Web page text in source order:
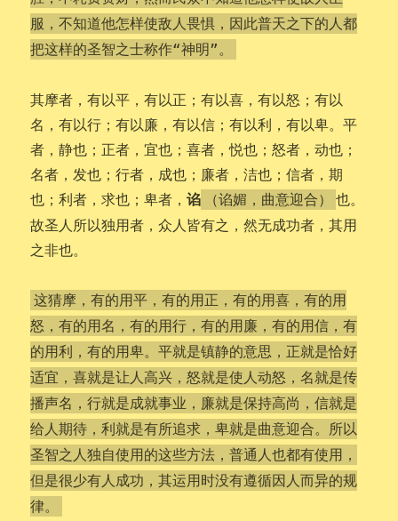
服，不知道他怎样使敌人畏惧，因此普天之下的人都
把这样的圣智之士称作“神明”。
其摩者，有以平，有以正；有以喜，有以怒；有以
名，有以行；有以廉，有以信；有以利，有以卑。平
者，静也；正者，宜也；喜者，悦也；怒者，动也；
名者，发也；行者，成也；廉者，洁也；信者，期
也；利者，求也；卑者，谄 （谄媚，曲意迎合）
也。
故圣人所以独用者，众人皆有之，然无成功者，其用
之非也。
这猜摩，有的用平，有的用正，有的用喜，有的用
怒，有的用名，有的用行，有的用廉，有的用信，有
的用利，有的用卑。平就是镇静的意思，正就是恰好
适宜，喜就是让人高兴，怒就是使人动怒，名就是传
播声名，行就是成就事业，廉就是保持高尚，信就是
给人期待，利就是有所追求，卑就是曲意迎合。所以
圣智之人独自使用的这些方法，普通人也都有使用，
但是很少有人成功，其运用时没有遵循因人而异的规
律。